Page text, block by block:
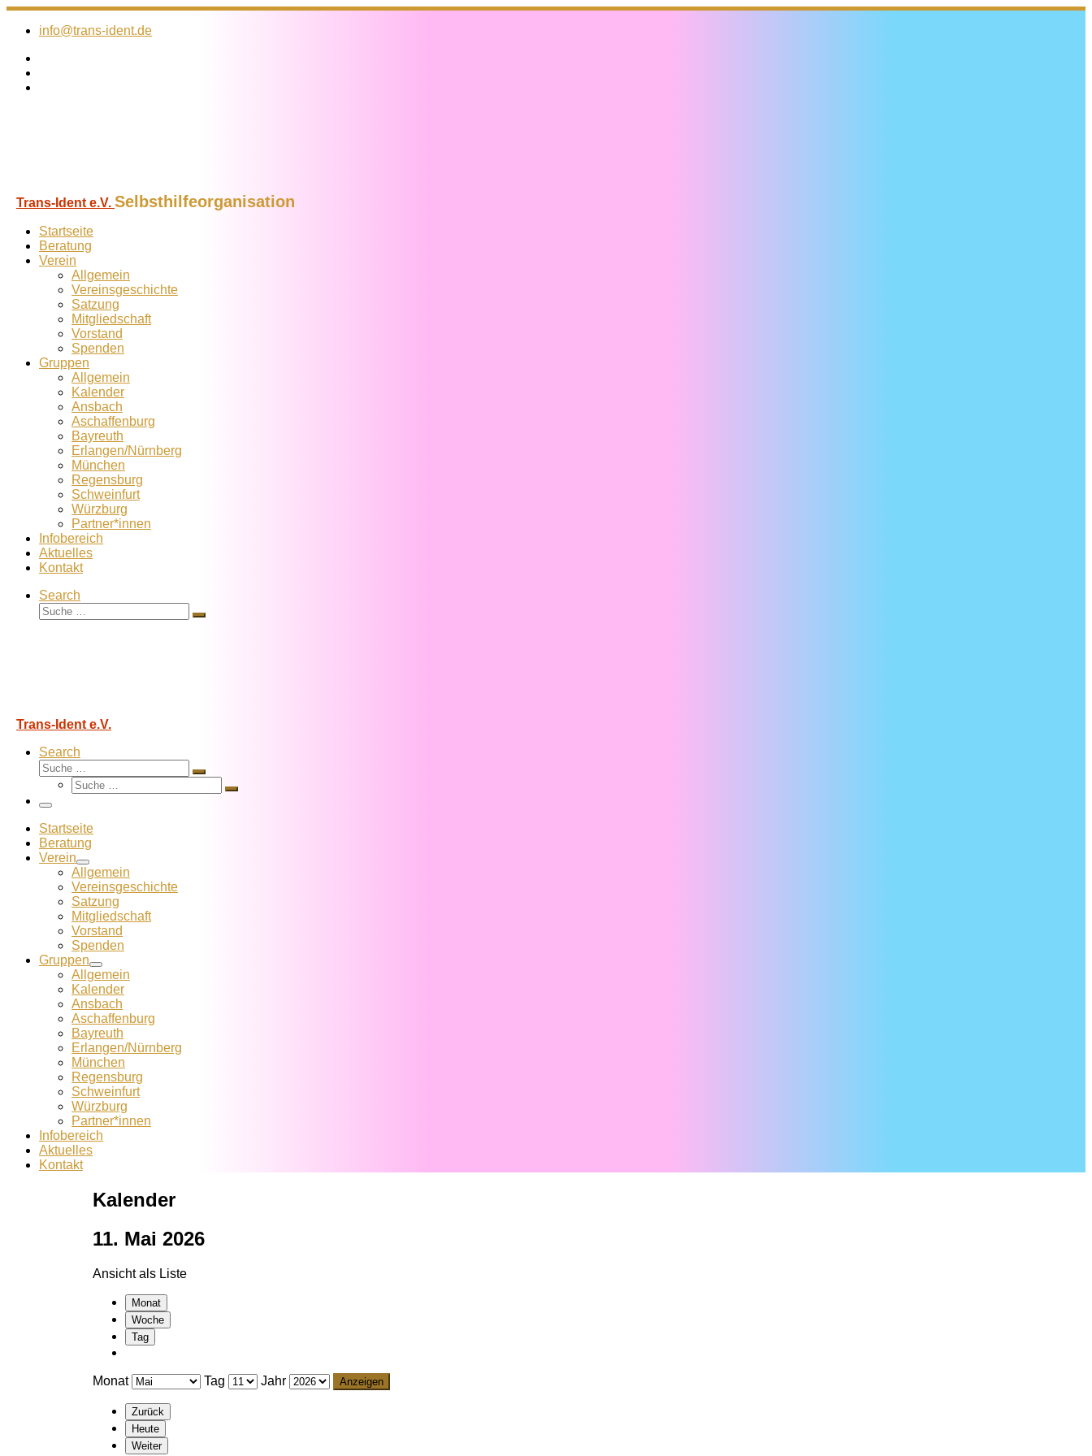
Zum
Inhalt
info@trans-ident.de
Trans-Ident e.V. Selbsthilfeorganisation
Startseite
Beratung
Verein
Allgemein
Vereins­geschichte
Satzung
Mitglied­schaft
Vorstand
Spenden
Gruppen
Allgemein
Kalender
Ansbach
Aschaffenburg
Bayreuth
Erlangen/Nürnberg
München
Regensburg
Schweinfurt
Würzburg
Partner*innen
Infobereich
Aktuelles
Kontakt
Search
Suche
Suche
Trans-Ident e.V.
Search
Suche
Suche
Suche
Suche
Menü
Startseite
Beratung
Verein
Allgemein
Vereins­geschichte
Satzung
Mitglied­schaft
Vorstand
Spenden
Gruppen
Allgemein
Kalender
Ansbach
Aschaffenburg
Bayreuth
Erlangen/Nürnberg
München
Regensburg
Schweinfurt
Würzburg
Partner*innen
Infobereich
Aktuelles
Kontakt
Kalender
11. Mai 2026
Ansicht als Liste
Monat
Woche
Tag
Monat Tag Jahr
Zurück
Heute
Weiter